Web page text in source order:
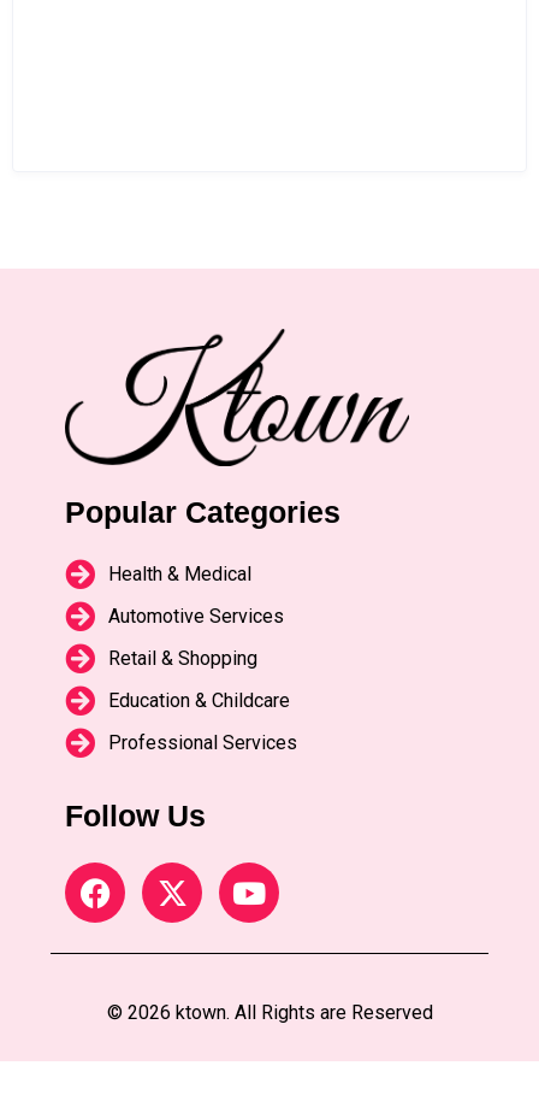
Popular Categories
Health & Medical
Automotive Services
Retail & Shopping
Education & Childcare
Professional Services
Follow Us
© 2026 ktown. All Rights are Reserved